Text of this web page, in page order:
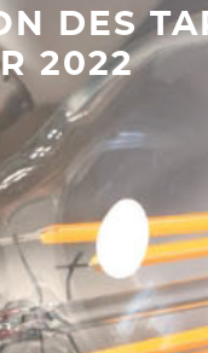
DES
2022